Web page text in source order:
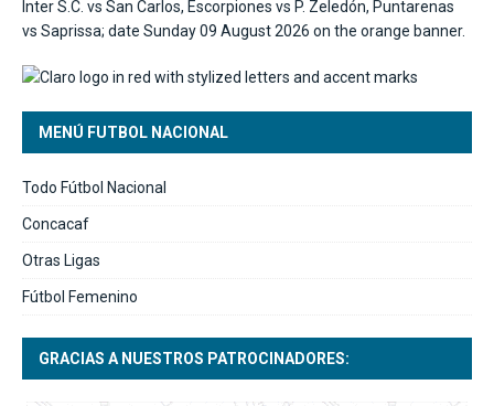
MENÚ FUTBOL NACIONAL
Todo Fútbol Nacional
Concacaf
Otras Ligas
Fútbol Femenino
GRACIAS A NUESTROS PATROCINADORES: